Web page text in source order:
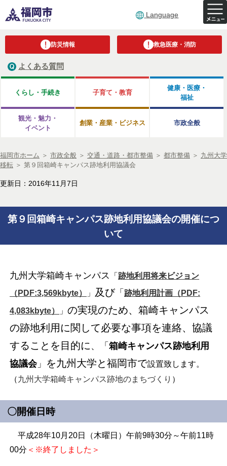
Language
防災情報 救急医療・消防
よくある質問
くらし・手続き 子育て・教育
健康・医療・
福祉
観光・魅力・
イベント
創業・産業・ビジネス 市政全般
福岡市ホーム ＞ 市政全般 ＞ 交通・道路・都市整備 ＞ 都市整備 ＞ 九州大学
移転 ＞ 第９回箱崎キャンパス跡地利用協議会
更新日：2016年11月7日
第９回箱崎キャンパス跡地利用協議会の開催につ
いて
九州大学箱崎キャンパス 「 跡地利用将来ビジョン
（PDF:3,569kbyte）
」 及び「 跡地利用計画（PDF:
4,083kbyte） 」の実現のため、箱崎キャンパス
の跡地利用に関して必要な事項を連絡、協議
することを目的に 、「箱崎キャンパス跡地利用
協議会」 を九州大学と福岡市で設置致します。
（九州大学箱崎キャンパス跡地のまちづくり ）
〇開催日時
平成28年10月20日（木曜日）午前9時30分～午前11時
00分 ＜※終了しました＞